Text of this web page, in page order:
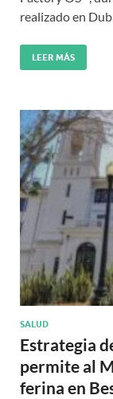
realizado en
LEER MÁS
SALUD
Estrategia
permite al
ferina en